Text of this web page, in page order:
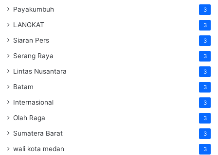
Payakumbuh 3
LANGKAT 3
Siaran Pers 3
Serang Raya 3
Lintas Nusantara 3
Batam 3
Internasional 3
Olah Raga 3
Sumatera Barat 3
wali kota medan 3